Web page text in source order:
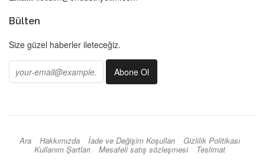
Bülten
Size güzel haberler ileteceğiz.
Ara Hakkımızda İade ve Değişim Koşulları Gizlilik Politikası
Kullanım Şartları Mesafeli satış sözleşmesi Teslimat